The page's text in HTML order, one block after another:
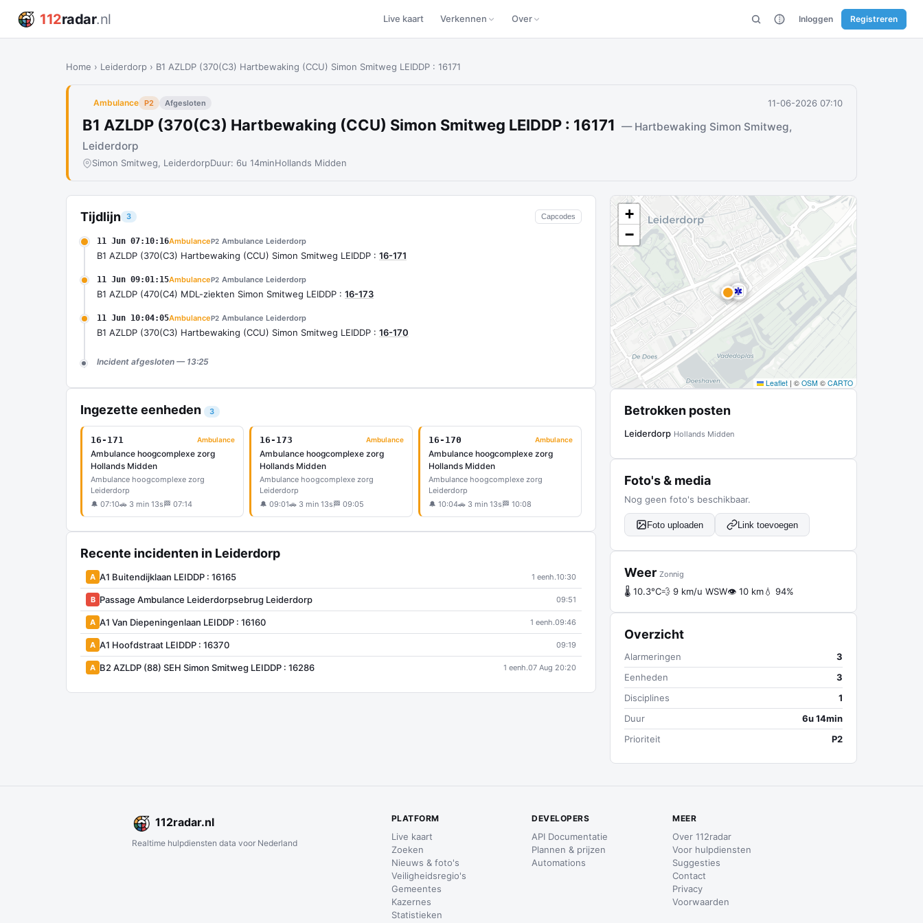
112radar.nl Live kaart Verkennen Over Inloggen Registreren
Home › Leiderdorp › B1 AZLDP (370(C3) Hartbewaking (CCU) Simon Smitweg LEIDDP : 16171
Ambulance P2 Afgesloten 11-06-2026 07:10
B1 AZLDP (370(C3) Hartbewaking (CCU) Simon Smitweg LEIDDP : 16171 — Hartbewaking Simon Smitweg,
Leiderdorp
Simon Smitweg, LeiderdorpDuur: 6u 14minHollands Midden
Tijdlijn 3 Capcodes
11 Jun 07:10:16AmbulanceP2 Ambulance Leiderdorp
B1 AZLDP (370(C3) Hartbewaking (CCU) Simon Smitweg LEIDDP : 16-171
11 Jun 09:01:15AmbulanceP2 Ambulance Leiderdorp
B1 AZLDP (470(C4) MDL-ziekten Simon Smitweg LEIDDP : 16-173
11 Jun 10:04:05AmbulanceP2 Ambulance Leiderdorp
B1 AZLDP (370(C3) Hartbewaking (CCU) Simon Smitweg LEIDDP : 16-170
Incident afgesloten — 13:25
Ingezette eenheden 3
16-171 Ambulance
Ambulance hoogcomplexe zorg
Hollands Midden
Ambulance hoogcomplexe zorg
Leiderdorp
🔔 07:10🚗 3 min 13s 🏁 07:14
16-173 Ambulance
Ambulance hoogcomplexe zorg
Hollands Midden
Ambulance hoogcomplexe zorg
Leiderdorp
🔔 09:01🚗 3 min 13s 🏁 09:05
16-170 Ambulance
Ambulance hoogcomplexe zorg
Hollands Midden
Ambulance hoogcomplexe zorg
Leiderdorp
🔔 10:04🚗 3 min 13s 🏁 10:08
Recente incidenten in Leiderdorp
A A1 Buitendijklaan LEIDDP : 16165 1 eenh.10:30
B Passage Ambulance Leiderdorpsebrug Leiderdorp 09:51
A A1 Van Diepeningenlaan LEIDDP : 16160 1 eenh.09:46
A A1 Hoofdstraat LEIDDP : 16370 09:19
A B2 AZLDP (88) SEH Simon Smitweg LEIDDP : 16286 1 eenh.07 Aug 20:20
+
−
Leaflet | © OSM © CARTO
Betrokken posten
Leiderdorp Hollands Midden
Foto's & media
Nog geen foto's beschikbaar.
Foto uploaden Link toevoegen
Weer Zonnig
🌡 10.3°C💨 9 km/u WSW👁 10 km💧 94%
Overzicht
Alarmeringen
3
Eenheden
3
Disciplines
1
Duur
6u 14min
Prioriteit
P2
112radar.nl
Realtime hulpdiensten data voor Nederland
PLATFORM
Live kaart
Zoeken
Nieuws & foto's
Veiligheidsregio's
Gemeentes
Kazernes
Statistieken
DEVELOPERS
API Documentatie
Plannen & prijzen
Automations
MEER
Over 112radar
Voor hulpdiensten
Suggesties
Contact
Privacy
Voorwaarden